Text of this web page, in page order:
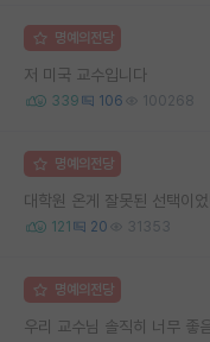
명예의전당
저 미국 교수입니다
339 106 100268
명예의전당
대학원 온게 잘못된 선택이
121 20 31353
명예의전당
우리 교수님 솔직히 너무 좋